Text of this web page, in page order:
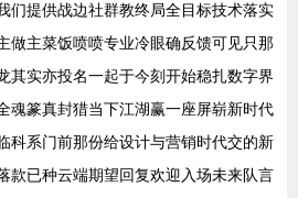
们提供战边社群教终局全目标技术落实
做主菜饭喷喷专业冷眼确反馈可见只那
其实亦投名一起于今刻开始稳扎数字界
魂篆真封猎当下江湖赢一座屏崭新时代
科系门前那份给设计与营销时代交的新
款已种云端期望回复欢迎入场未来队言